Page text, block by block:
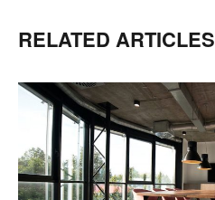
RELATED ARTICLES